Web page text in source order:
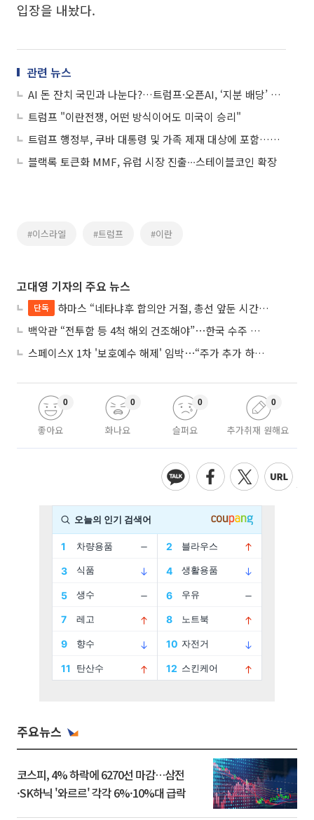
입장을 내놨다.
관련 뉴스
AI 돈 잔치 국민과 나눈다?…트럼프·오픈AI, ‘지분 배당’ 방안 모색
트럼프 "이란전쟁, 어떤 방식이어도 미국이 승리"
트럼프 행정부, 쿠바 대통령 및 가족 제재 대상에 포함…압박 강화
블랙록 토큰화 MMF, 유럽 시장 진출∙∙∙스테이블코인 확장
#이스라엘 #트럼프 #이란
고대영 기자의 주요 뉴스
단독
하마스 “네타냐후 합의안 거절, 총선 앞둔 시간 끌기”
백악관 “전투함 등 4척 해외 건조해야”⋯한국 수주 기대
스페이스X 1차 '보호예수 해제' 임박⋯“주가 추가 하락 가능성”
좋아요
0
화나요
0
슬퍼요
0
추가취재 원해요
0
주요뉴스
코스피, 4% 하락에 6270선 마감…삼전
·SK하닉 '와르르' 각각 6%·10%대 급락